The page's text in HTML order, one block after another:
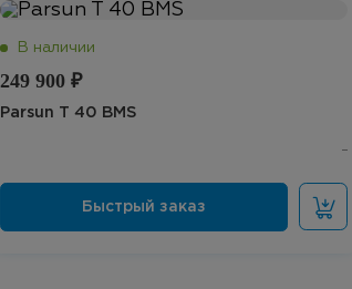
249 900 ₽
Parsun T 40 BMS